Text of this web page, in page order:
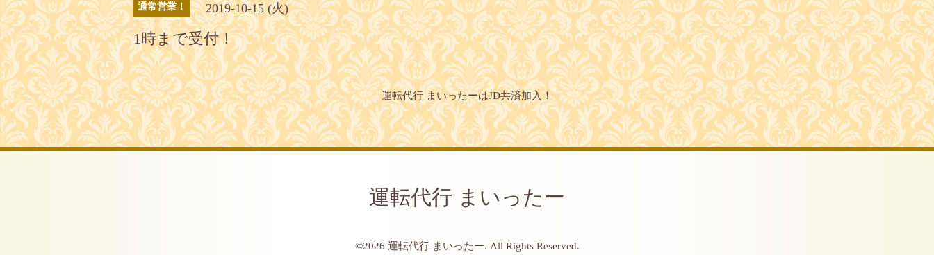
通常営業！ 2019-10-15 (火)
1時まで受付！
運転代行 まいったーはJD共済加入！
運転代行 まいったー
©2026 運転代行 まいったー. All Rights Reserved.